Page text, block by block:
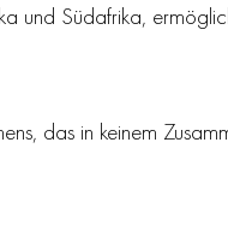
Südafrika,
das in keinem